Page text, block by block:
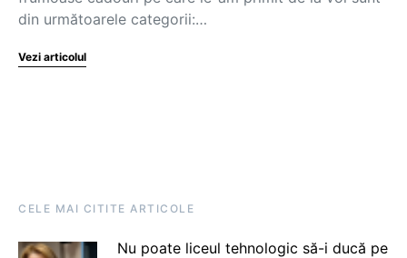
din următoarele categorii:…
Vezi articolul
CELE MAI CITITE ARTICOLE
Nu poate liceul tehnologic să-i ducă pe